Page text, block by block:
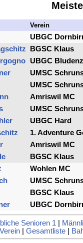
Verein
UBGC
BGSC Klaus
UBGC Bludenz
UMSC
UMSC
Amriswil MC
UMSC
UBGC Hard
1. Adventure
Amriswil MC
BGSC Klaus
Wohlen MC
UMSC
BGSC Klaus
UBGC
Senioren 1
Gesamtliste